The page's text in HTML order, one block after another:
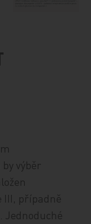
výběr
III, případně
Jednoduché